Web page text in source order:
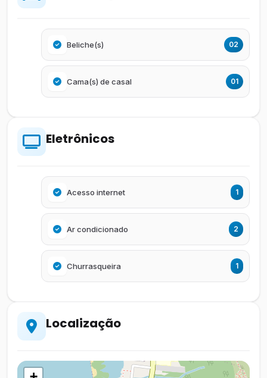
Beliche(s) 02
Cama(s) de casal 01
Eletrônicos
Acesso internet 1
Ar condicionado 2
Churrasqueira 1
Localização